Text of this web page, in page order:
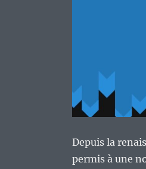
Depuis la
permis à une